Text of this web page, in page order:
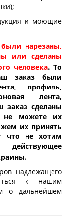
и моющие
нарезаны,
или сделаны
человека. То
заказ были
профиль,
лента,
заказ сделаны
не можете их
их принять
что не хотим
.
надлежащего
к нашим
о дальнейшем